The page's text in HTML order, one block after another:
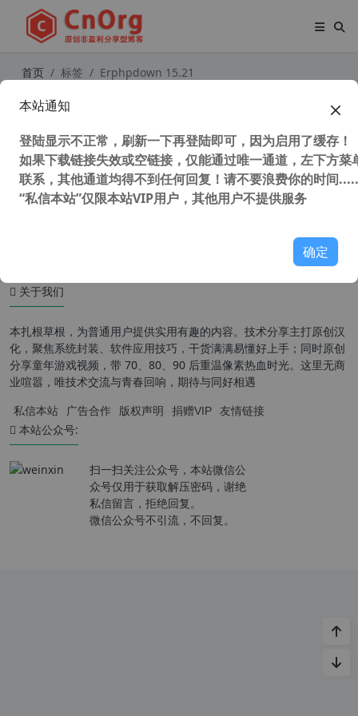
首页 标签 Erphpdown 15.21
WordPress收费下载插件 Erphpdow
看/联盟推广+前端用户中心 支付宝/
财付通/贝宝/网银
关于我们
本扎根草根，为普通用户提供实用有趣的内容。技术分享主打原创汉
化，聚焦系统封装、软件应用技巧，干货满满易懂好上手；同时原创
分享童年游戏视频，带 70、80、90 后重温像素热血时光。这里无商
业喧嚣，唯技术交流与青春回响，期待与同好相遇
私信本站 广告合作 版权声明 捐赠VIP 友情链接
本站公众号:
扫一扫关注公众号，本站微信公
众号仅用于获取解压密码，谢绝
私信留言，拒绝回复。
微信公众号不引流，不回复。
本站通知
登陆显示不正常，刷新一下再登陆即可，因为启用了缓存！
如果下载链接失效或空链接，仅能通过唯一通道，左下方菜
联系，其他通道均得不到任何回复！请不要浪费你的时间
“私信本站”仅限本站VIP用户，其他用户不提供服务
确定